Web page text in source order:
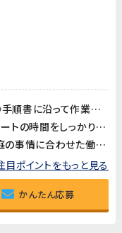
《専門知識不要・先輩がしっかり指導》手順書に沿って作業を進めるため、自動車業界が未経験の方も安心してスタートできます。
《年間休日121日・土日休み》プライベートの時間をしっかり確保できる環境です。
《家庭都合休みOK・平日のみOK》家庭の事情に合わせた働き方の相談が可能です。
目ポイントをもっと見る
かんたん応募